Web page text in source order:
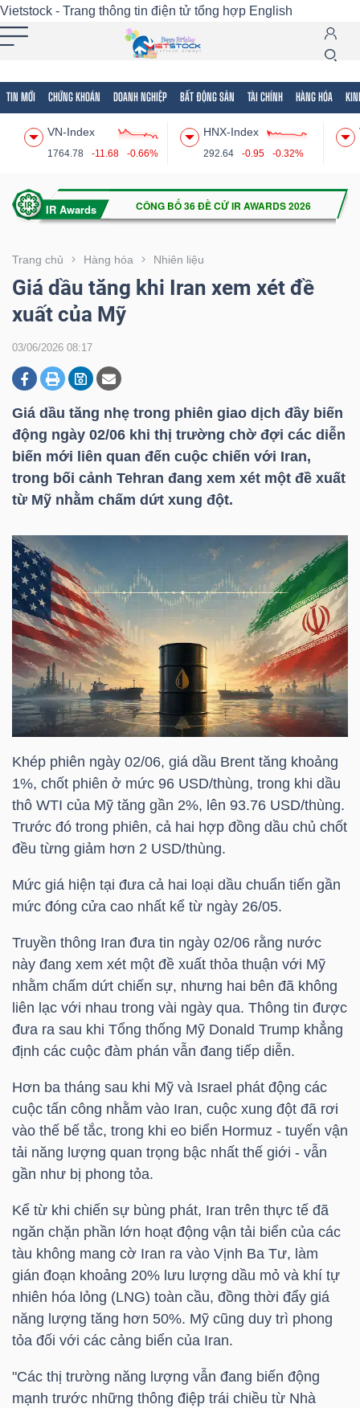
Vietstock - Trang thông tin điện tử tổng hợp English
TIN MỚI CHỨNG KHOÁN DOANH NGHIỆP BẤT ĐỘNG SẢN TÀI CHÍNH HÀNG HÓA
VN-Index
1764.78 -11.68 -0.66%
HNX-Index
292.64 -0.95 -0.32%
Trang chủ Hàng hóa Nhiên liệu
Giá dầu tăng khi Iran xem xét đề
xuất của Mỹ
03/06/2026 08:17
Giá dầu tăng nhẹ trong phiên giao dịch đầy biến
động ngày 02/06 khi thị trường chờ đợi các diễn
biến mới liên quan đến cuộc chiến với Iran,
trong bối cảnh Tehran đang xem xét một đề xuất
từ Mỹ nhằm chấm dứt xung đột.
Khép phiên ngày 02/06, giá dầu Brent tăng khoảng
1%, chốt phiên ở mức 96 USD/thùng, trong khi dầu
thô WTI của Mỹ tăng gần 2%, lên 93.76 USD/thùng.
Trước đó trong phiên, cả hai hợp đồng dầu chủ chốt
đều từng giảm hơn 2 USD/thùng.
Mức giá hiện tại đưa cả hai loại dầu chuẩn tiến gần
mức đóng cửa cao nhất kể từ ngày 26/05.
Truyền thông Iran đưa tin ngày 02/06 rằng nước
này đang xem xét một đề xuất thỏa thuận với Mỹ
nhằm chấm dứt chiến sự, nhưng hai bên đã không
liên lạc với nhau trong vài ngày qua. Thông tin được
đưa ra sau khi Tổng thống Mỹ Donald Trump khẳng
định các cuộc đàm phán vẫn đang tiếp diễn.
Hơn ba tháng sau khi Mỹ và Israel phát động các
cuộc tấn công nhằm vào Iran, cuộc xung đột đã rơi
vào thế bế tắc, trong khi eo biển Hormuz - tuyến vận
tải năng lượng quan trọng bậc nhất thế giới - vẫn
gần như bị phong tỏa.
Kể từ khi chiến sự bùng phát, Iran trên thực tế đã
ngăn chặn phần lớn hoạt động vận tải biển của các
tàu không mang cờ Iran ra vào Vịnh Ba Tư, làm
gián đoạn khoảng 20% lưu lượng dầu mỏ và khí tự
nhiên hóa lỏng (LNG) toàn cầu, đồng thời đẩy giá
năng lượng tăng hơn 50%. Mỹ cũng duy trì phong
tỏa đối với các cảng biển của Iran.
"Các thị trường năng lượng vẫn đang biến động
mạnh trước những thông điệp trái chiều từ Nhà
Tất cả Tính năng Ngành Mã chứng khoán
Tính
(-)
VIETSTOCK
CHỨNG
DOANH
NGHIỆP
BẤT
ĐỘNG
SẢN
TÀI
CHÍNH
HÀNG
KINH
TẾ
GIỚI
DƯƠNG
TÀI
PHÂN
TÍCH
VIETSTOCKFINANCE
VĨ